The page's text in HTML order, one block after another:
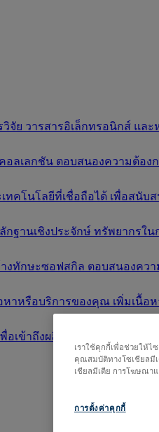
จัย วารสารอิเล็กทรอนิกส์ แ
อลเลกชัน ตอบสนองความต้อง
ทคโนโลยีที่เชื่อถือได้ เพื่อสนั
ฐานเชิงประจักษ์ ทรัพยากรใ
งทักษะซอฟสกิล ตอบสนองคว
หาหรือบริการของคุณ เพิ่มเนื้
เข้าถึงผลิตภัณฑ์ของเรา เริ่มก
เราใช้คุกกี้เพื่อช่วยให้ไ
คุณสมบัติทางโซเชียลมีเ
เชียลมีเดีย การโฆษณาแ
การตั้งค่าคุกกี้